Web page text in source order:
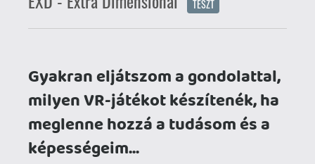
A VR egyik legerősebb fegyvere az
immerzió, ezért mindenképpen olyan
karakter bőrébe bújtatnám a játékost,
akivel könnyen tud azonosulni. Nem kell
feltétlenül szuperhősnek vagy